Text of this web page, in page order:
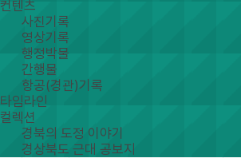
컨텐츠
사진기록
영상기록
행정박물
간행물
항공(경관)기록
타임라인
컬렉션
경북의 도정 이야기
경상북도 근대 공보지